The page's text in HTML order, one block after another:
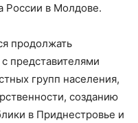
России в Молдове.
продолжать
представителями
групп населения,
созданию
в Приднестровье и